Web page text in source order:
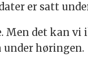
er satt
Men det kan
under høringen.